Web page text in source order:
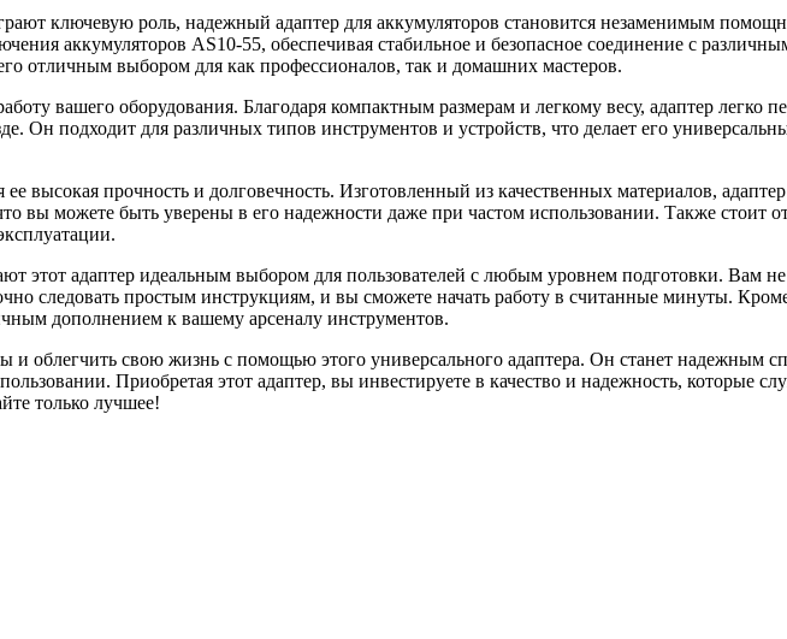
ключевую роль, надежный адаптер для аккумуляторов становится незаменимым
аккумуляторов AS10-55, обеспечивая стабильное и безопасное соединение с
отличным выбором для как профессионалов, так и домашних мастеров.
вашего оборудования. Благодаря компактным размерам и легкому весу, адаптер легко
Он подходит для различных типов инструментов и устройств, что делает его
высокая прочность и долговечность. Изготовленный из качественных материалов,
вы можете быть уверены в его надежности даже при частом использовании. Также стоит
этот адаптер идеальным выбором для пользователей с любым уровнем подготовки. Вам не
следовать простым инструкциям, и вы сможете начать работу в считанные минуты.
дополнением к вашему арсеналу инструментов.
и облегчить свою жизнь с помощью этого универсального адаптера. Он станет надежным
Приобретая этот адаптер, вы инвестируете в качество и надежность, которые
только лучшее!